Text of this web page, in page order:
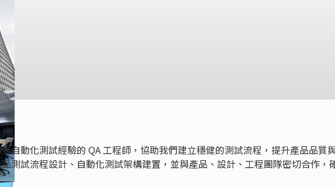
自動化測試經驗的 QA 工程師，協助我們建立穩健的測試流程，提升產品品質
測試流程設計、自動化測試架構建置，並與產品、設計、工程團隊密切合作，